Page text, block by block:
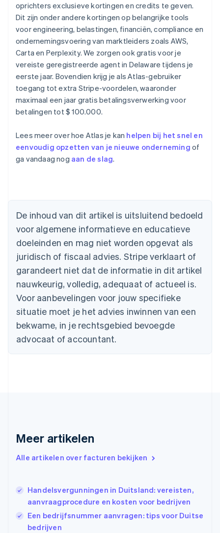
oprichters exclusieve kortingen en credits te geven.
Dit zijn onder andere kortingen op belangrijke tools
voor engineering, belastingen, financiën, compliance en
ondernemingsvoering van marktleiders zoals AWS,
Carta en Perplexity. We zorgen ook gratis voor je
vereiste geregistreerde agent in Delaware tijdens je
eerste jaar. Bovendien krijg je als Atlas-gebruiker
toegang tot extra Stripe-voordelen, waaronder
maximaal een jaar gratis betalingsverwerking voor
betalingen tot $ 100.000.
Lees meer over hoe Atlas je kan helpen bij het snel en
eenvoudig opzetten van je nieuwe onderneming of
ga vandaag nog aan de slag.
De inhoud van dit artikel is uitsluitend bedoeld
voor algemene informatieve en educatieve
doeleinden en mag niet worden opgevat als
juridisch of fiscaal advies. Stripe verklaart of
garandeert niet dat de informatie in dit artikel
nauwkeurig, volledig, adequaat of actueel is.
Voor aanbevelingen voor jouw specifieke
situatie moet je het advies inwinnen van een
bekwame, in je rechtsgebied bevoegde
advocaat of accountant.
Meer artikelen
Alle artikelen over facturen bekijken
Handelsvergunningen in Duitsland: vereisten,
aanvraagprocedure en kosten voor bedrijven
Een bedrijfsnummer aanvragen: tips voor Duitse
bedrijven
België
Brazilië
PortuguêsEnglish
Bulgarije
English
Canada
English Français
Cyprus
English
Denemarken
Duitsland
DeutschEnglish
Estland
English
Finland
Hongarije
Hongkong SAR, China
English
English
Italië
ItalianoEnglish